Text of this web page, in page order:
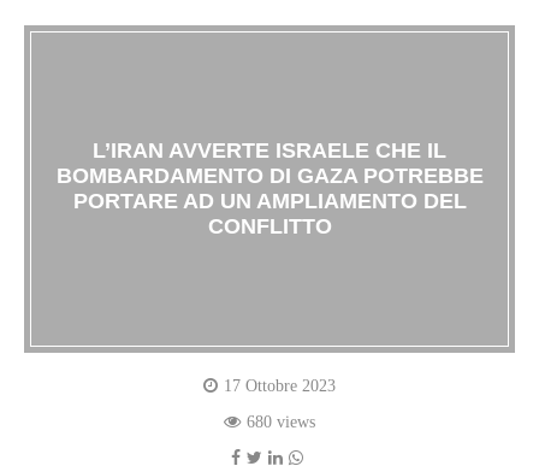
L’IRAN AVVERTE ISRAELE CHE IL
BOMBARDAMENTO DI GAZA POTREBBE
PORTARE AD UN AMPLIAMENTO DEL
CONFLITTO
17 Ottobre 2023
680 views